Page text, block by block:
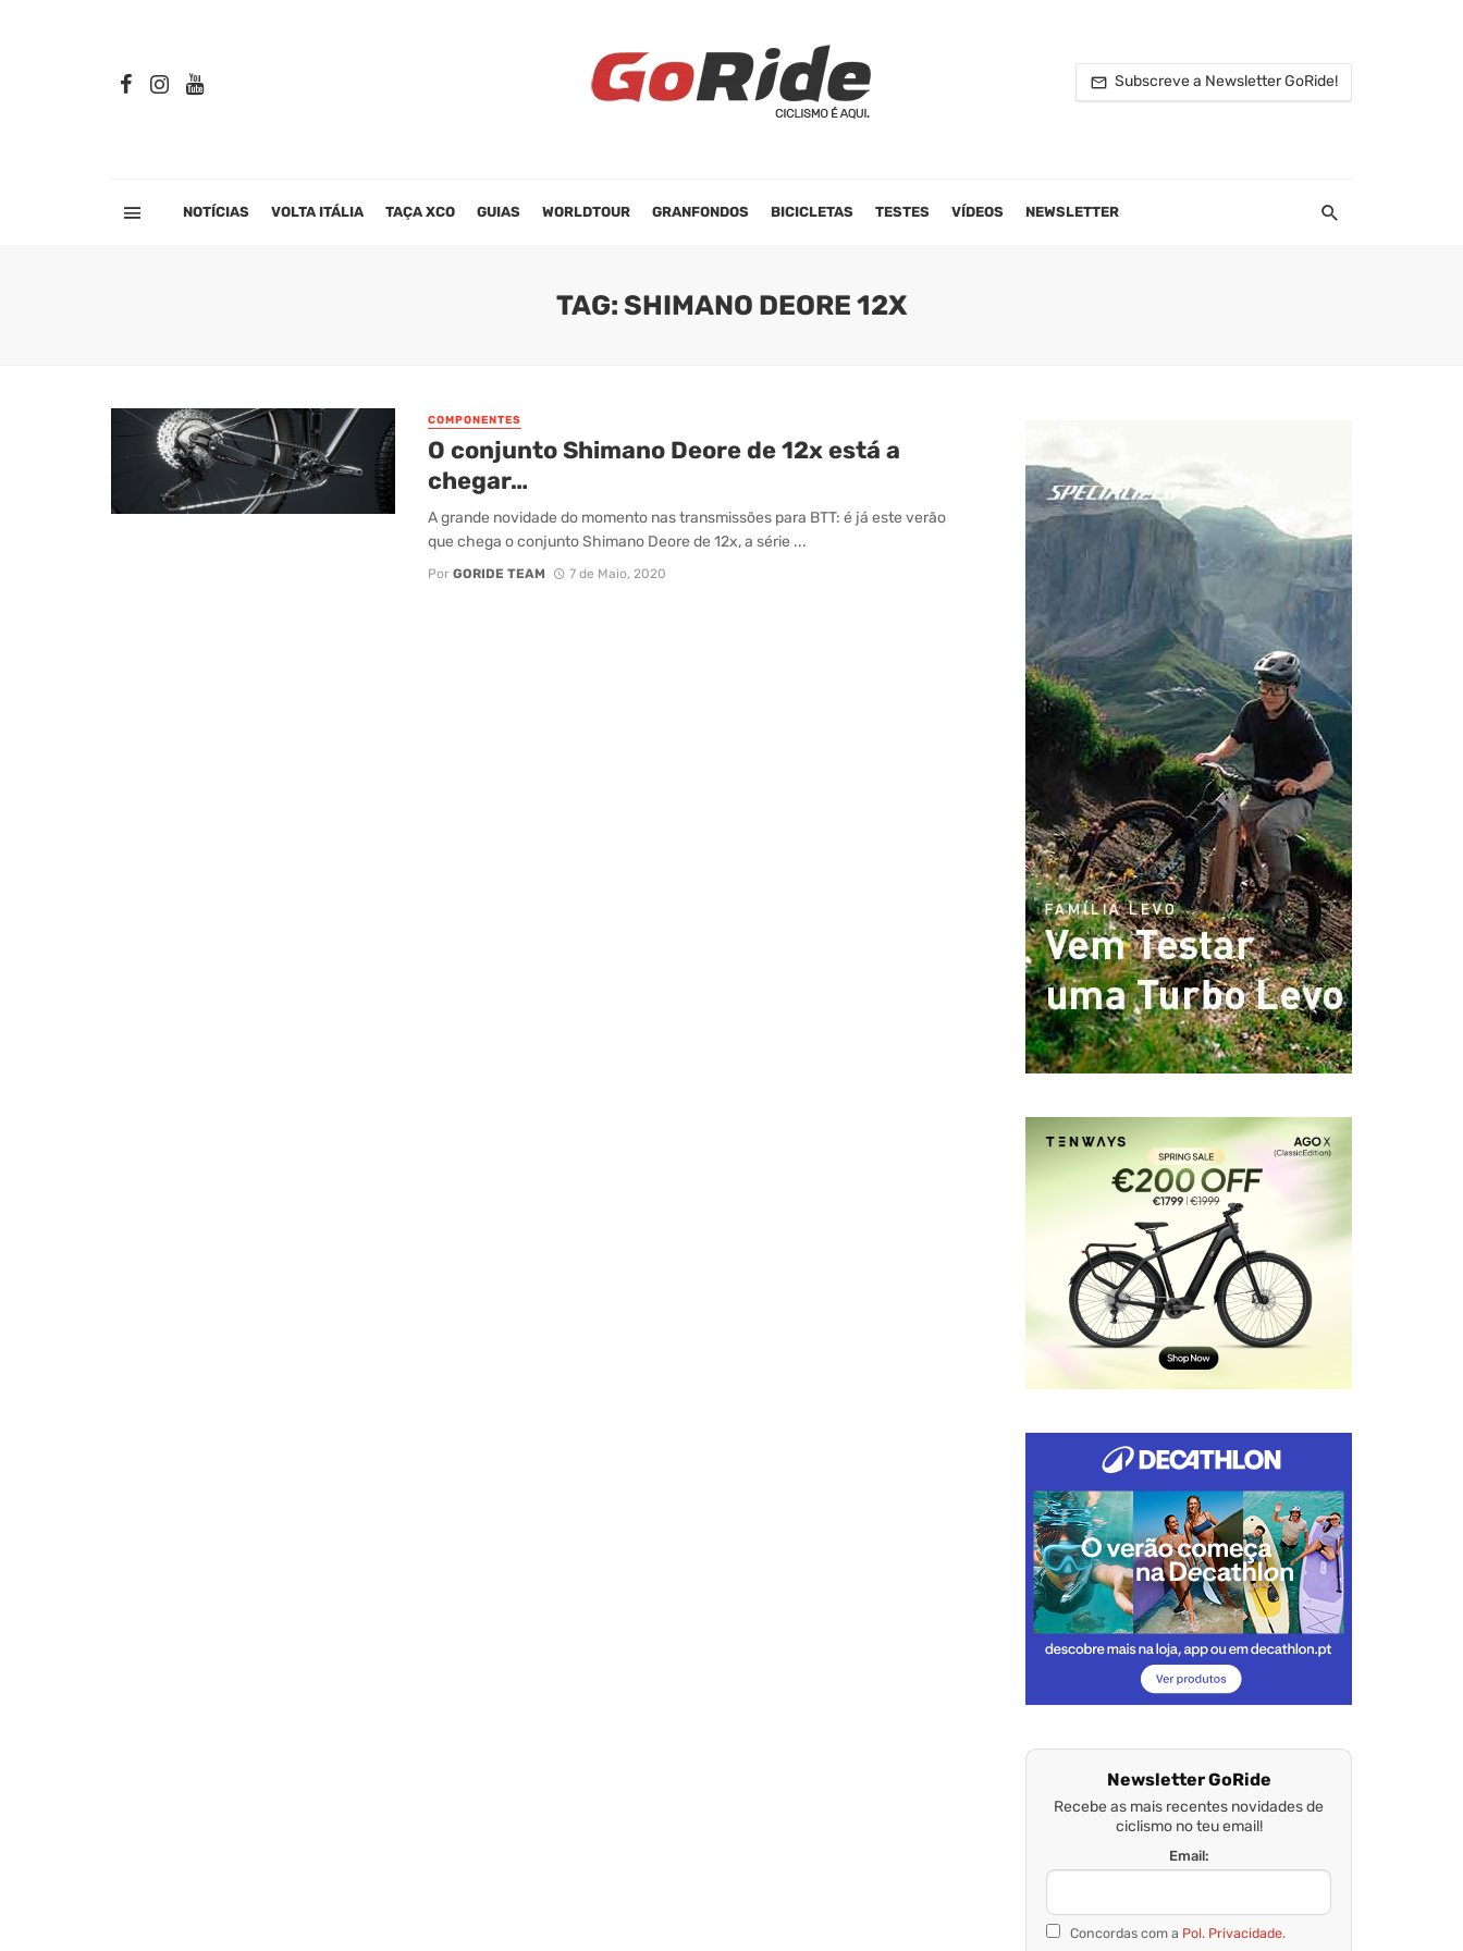
Subscreve a Newsletter GoRide!
NOTÍCIAS VOLTA ITÁLIA TAÇA XCO GUIAS WORLDTOUR GRANFONDOS BICICLETAS TESTES VÍDEOS NEWSLETTER
TAG: SHIMANO DEORE 12X
COMPONENTES
O conjunto Shimano Deore de 12x está a
chegar…
A grande novidade do momento nas transmissões para BTT: é já este verão
que chega o conjunto Shimano Deore de 12x, a série ...
Por GORIDE TEAM 7 de Maio, 2020
Newsletter GoRide
Recebe as mais recentes novidades de
ciclismo no teu email!
Email:
Concordas com a Pol. Privacidade.